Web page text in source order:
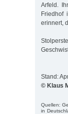
Arfeld.
Friedhof
erinnert,
Stand:
© Klaus
Quellen:
in